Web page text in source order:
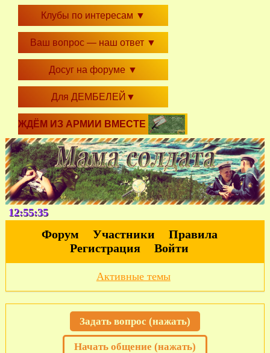
Клубы по интересам ▼
Ваш вопрос — наш ответ ▼
Досуг на форуме ▼
Для ДЕМБЕЛЕЙ ▼
ЖДЁМ ИЗ АРМИИ ВМЕСТЕ
12:55:36
Форум Участники
Правила
Регистрация
Войти
Активные темы
Задать вопрос (нажать)
Начать общение (нажать)